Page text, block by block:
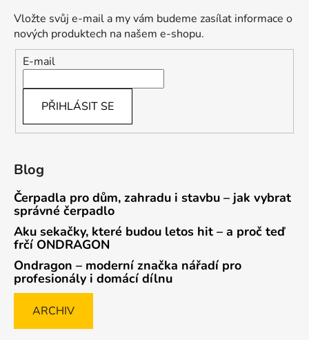
Vložte svůj e-mail a my vám budeme zasílat informace o
nových produktech na našem e-shopu.
E-mail
PŘIHLÁSIT SE
Blog
Čerpadla pro dům, zahradu i stavbu – jak vybrat
správné čerpadlo
Aku sekačky, které budou letos hit – a proč teď
frčí ONDRAGON
Ondragon – moderní značka nářadí pro
profesionály i domácí dílnu
ARCHIV